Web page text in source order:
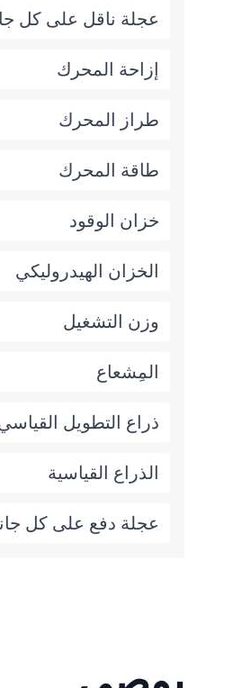
عجلة ناقل على كل
إزاحة المحرك
طراز المحرك
طاقة المحرك
خزان الوقود
الخزان الهيدروليكي
وزن التشغيل
المِشعاع
ذراع التطويل
الذراع القياسية
عجلة دفع على كل